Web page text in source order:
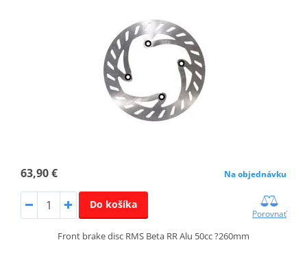
63,90 € Na objednávku
Do košíka
Porovnať
Front brake disc RMS Beta RR Alu 50cc ?260mm